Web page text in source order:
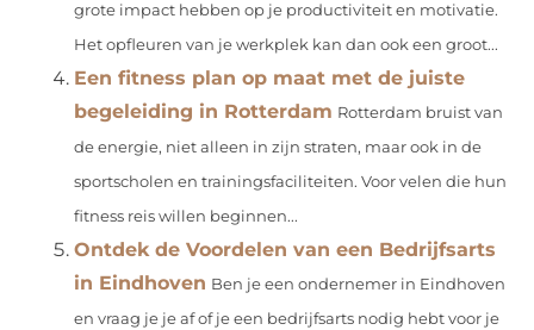
grote impact hebben op je productiviteit en motivatie.
Het opfleuren van je werkplek kan dan ook een groot...
Een fitness plan op maat met de juiste
begeleiding in Rotterdam Rotterdam bruist van
de energie, niet alleen in zijn straten, maar ook in de
sportscholen en trainingsfaciliteiten. Voor velen die hun
fitness reis willen beginnen...
Ontdek de Voordelen van een Bedrijfsarts
in Eindhoven Ben je een ondernemer in Eindhoven
en vraag je je af of je een bedrijfsarts nodig hebt voor je